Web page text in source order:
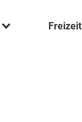
Freizeit